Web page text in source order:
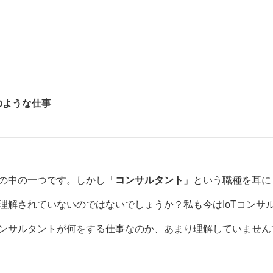
うな仕事
中の一つです。しかし「 コンサルタント 」という職種を耳に
解されていないのではないでしょうか？私も今はIoTコンサ
サルタントが何をする仕事なのか、あまり理解していません